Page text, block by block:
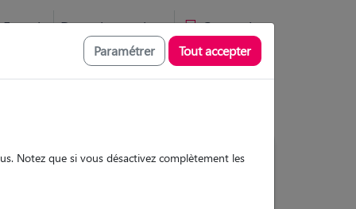
Favoris Devenir pet sitter Connexion
Paramétrer Tout accepter
Notez que si vous désactivez complètement les